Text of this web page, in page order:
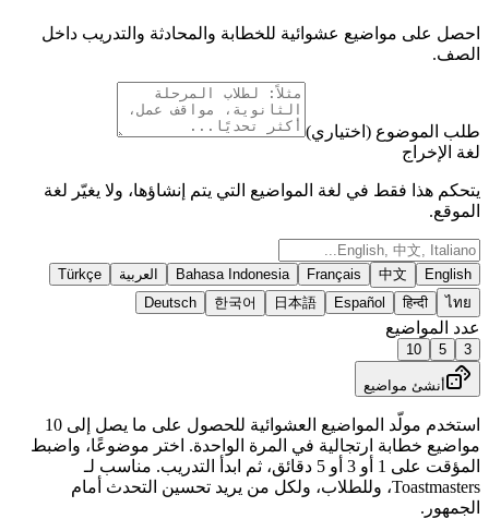
احصل على مواضيع عشوائية للخطابة والمحادثة والتدريب داخل
الصف.
طلب الموضوع (اختياري)
لغة الإخراج
يتحكم هذا فقط في لغة المواضيع التي يتم إنشاؤها، ولا يغيّر لغة
الموقع.
English
中文
Français
Bahasa Indonesia العربية
Türkçe
ไทย
हिन्दी
Español
日本語
한국어
Deutsch
عدد المواضيع
3
5
10
أنشئ مواضيع
استخدم مولّد المواضيع العشوائية للحصول على ما يصل إلى 10
مواضيع خطابة ارتجالية في المرة الواحدة. اختر موضوعًا، واضبط
المؤقت على 1 أو 3 أو 5 دقائق، ثم ابدأ التدريب. مناسب لـ
Toastmasters، وللطلاب، ولكل من يريد تحسين التحدث أمام
الجمهور.